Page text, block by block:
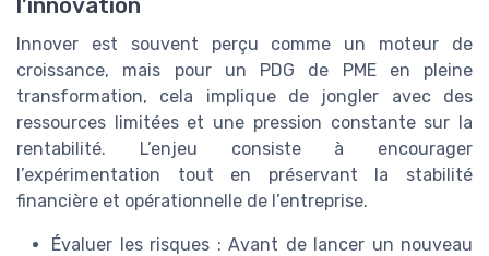
Innover est souvent perçu comme un moteur de
croissance, mais pour un PDG de PME en pleine
transformation, cela implique de jongler avec des
ressources limitées et une pression constante sur la
rentabilité. L’enjeu consiste à encourager
l’expérimentation tout en préservant la stabilité
financière et opérationnelle de l’entreprise.
Évaluer les risques : Avant de lancer un nouveau